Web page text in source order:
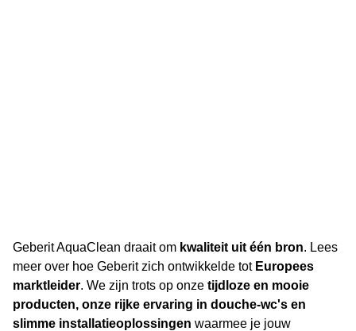
Geberit AquaClean draait om kwaliteit uit één bron. Lees
meer over hoe Geberit zich ontwikkelde tot Europees
marktleider. We zijn trots op onze tijdloze en mooie
producten, onze rijke ervaring in douche-wc's en
slimme installatieoplossingen waarmee je jouw